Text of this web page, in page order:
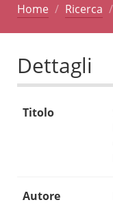
Home Ricerca
Dettagli
Titolo
Autore